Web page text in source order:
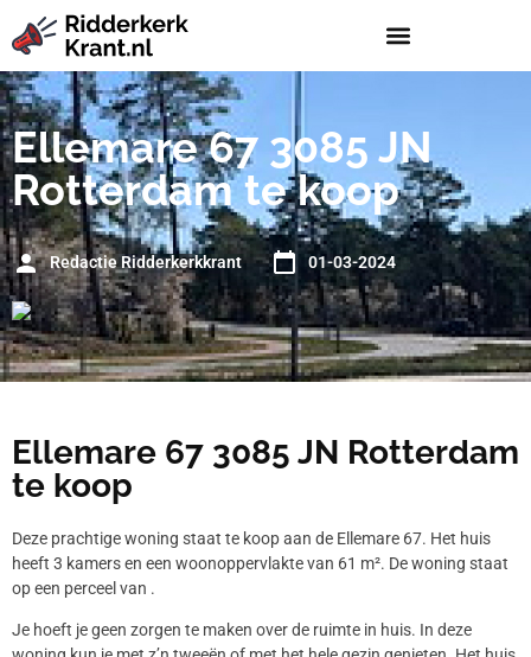
Ellemare 67 3085 JN
Rotterdam te koop
Redactie Ridderkerkkrant 01-03-2024
Ellemare 67 3085 JN Rotterdam
te koop
Deze prachtige woning staat te koop aan de Ellemare 67. Het huis
heeft 3 kamers en een woonoppervlakte van 61 m². De woning staat
op een perceel van .
Je hoeft je geen zorgen te maken over de ruimte in huis. In deze